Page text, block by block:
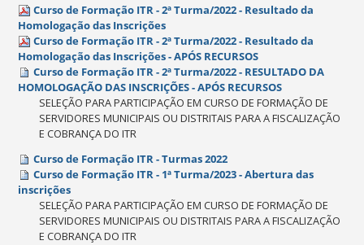
Curso de Formação ITR - 2ª Turma/2022 - Resultado da
Homologação das Inscrições
Curso de Formação ITR - 2ª Turma/2022 - Resultado da
Homologação das Inscrições - APÓS RECURSOS
Curso de Formação ITR - 2ª Turma/2022 - RESULTADO DA
HOMOLOGAÇÃO DAS INSCRIÇÕES - APÓS RECURSOS
SELEÇÃO PARA PARTICIPAÇÃO EM CURSO DE FORMAÇÃO DE
SERVIDORES MUNICIPAIS OU DISTRITAIS PARA A FISCALIZAÇÃO
E COBRANÇA DO ITR
Curso de Formação ITR - Turmas 2022
Curso de Formação ITR - 1ª Turma/2023 - Abertura das
inscrições
SELEÇÃO PARA PARTICIPAÇÃO EM CURSO DE FORMAÇÃO DE
SERVIDORES MUNICIPAIS OU DISTRITAIS PARA A FISCALIZAÇÃO
E COBRANÇA DO ITR